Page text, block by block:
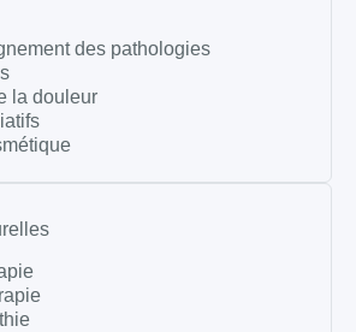
des pathologies
la douleur